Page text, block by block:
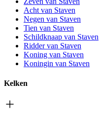
Acht van Staven
Negen van Staven
Tien van Staven
Schildknaap van Staven
Ridder van Staven
Koning van Staven
Koningin van Staven
Kelken